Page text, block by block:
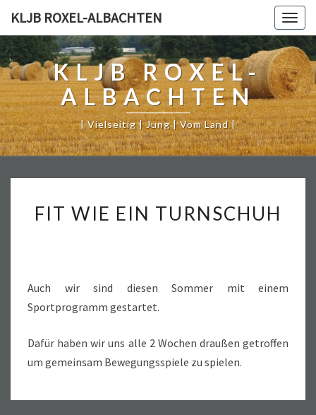
KLJB ROXEL-ALBACHTEN
KLJB ROXEL-
ALBACHTEN
| Vielseitig | Jung | Vom Land |
WIE
FIT WIE EIN TURNSCHUH
Auch wir sind diesen Sommer mit einem
Sportprogramm gestartet.
Dafür haben wir uns alle 2 Wochen draußen getroffen
um gemeinsam Bewegungsspiele zu spielen.